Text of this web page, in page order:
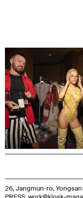
26, Jangmun-ro,